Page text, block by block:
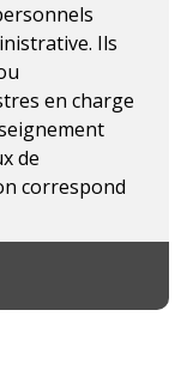
Ils
en charge
de
correspond